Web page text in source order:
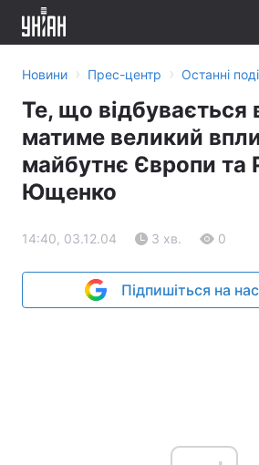
Новини › Прес-центр › Останні
Те, що відбувається
матиме великий
майбутнє Європи та
Ющенко
14:40, 03.12.04 3 хв. 0
Підпишіться на